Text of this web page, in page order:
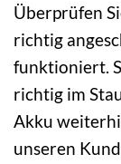
Überprüfen
richtig
funktioniert.
richtig im
Akku
unseren